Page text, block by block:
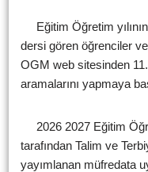
Eğitim Öğretim
dersi gören öğrenciler
OGM web sitesinden
aramalarını yapmaya
2026 2027 Eğitim
tarafından Talim ve
yayımlanan müfredata